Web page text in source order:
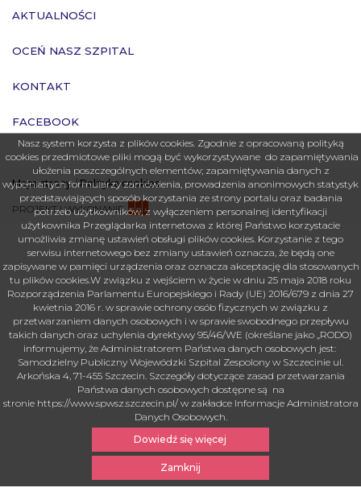
AKTUALNOŚCI
OCEŃ NASZ SZPITAL
KONTAKT
FACEBOOK
Mapa strony /Polityka cookies
PROJEKT I WYKONANIE
Nasz system korzysta z plików cookies. Zgodnie z opracowaną polityką
cookies przedmiotowe pliki mogą być wykorzystywane do zapamiętywania
ułożenia poszczególnych elementów; zapamiętywania danych z
wypełnianych formularzy zamówienia, prowadzenia anonimowych statystyk
przedstawiających sposób korzystania ze strony portalu oraz badania
potrzeb użytkowników, z wyłączeniem personalnej identyfikacji
użytkownika Przeglądarka internetowa z której Państwo korzystacie
umożliwia zmianę ustawień obsługi plików cookies. Korzystanie z tego
serwisu internetowego bez zmiany ustawień oznacza, że będą one
zapisywane w pamięci urządzenia oraz oznacza akceptację dla stosowanych
tu plików cookies.W związku z wejściem w życie w dniu 25 maja 2018 roku
Rozporządzenia Parlamentu Europejskiego i Rady (UE) 2016/679 z dnia 27
kwietnia 2016 r. w sprawie ochrony osób fizycznych w związku z
przetwarzaniem danych osobowych i w sprawie swobodnego przepływu
takich danych oraz uchylenia dyrektywy 95/46/WE (określane jako „RODO)
informujemy, że Administratorem Państwa danych osobowych jest:
Samodzielny Publiczny Wojewódzki Szpital Zespolony w Szczecinie ul.
Arkońska 4, 71-455 Szczecin. Szczegóły dotyczące zasad przetwarzania
Państwa danych osobowych dostępne są na
stronie https://www.spwsz.szczecin.pl/ w zakładce Informacje Administratora
Danych Osobowych.
Dowiedź się więcej
Zamknij